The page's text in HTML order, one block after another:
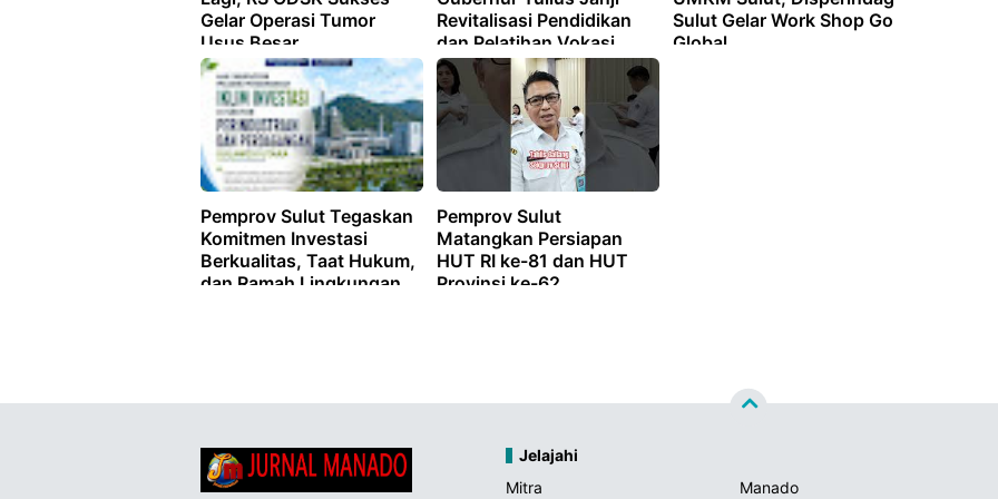
Gelar Operasi Tumor
Usus Besar
Revitalisasi Pendidikan
dan Pelatihan Vokasi
Sulut Gelar Work Shop Go
Global
Pemprov Sulut Tegaskan
Komitmen Investasi
Berkualitas, Taat Hukum,
dan Ramah Lingkungan
Pemprov Sulut
Matangkan Persiapan
HUT RI ke-81 dan HUT
Provinsi ke-62,
Jelajahi
Mitra
Manado